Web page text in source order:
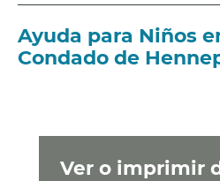
Ver o imprimir
Ayuda para Niños
Condado de